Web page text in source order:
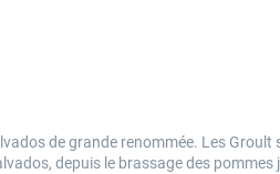
de grande renommée. Les Groult
depuis le brassage des pommes